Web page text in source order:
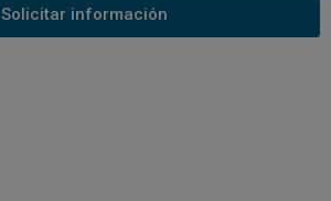
Solicitar información